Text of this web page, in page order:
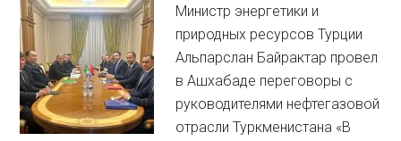
Министр энергетики и
природных ресурсов Турции
Альпарслан Байрактар провел
в Ашхабаде переговоры с
руководителями нефтегазовой
отрасли Туркменистана «В